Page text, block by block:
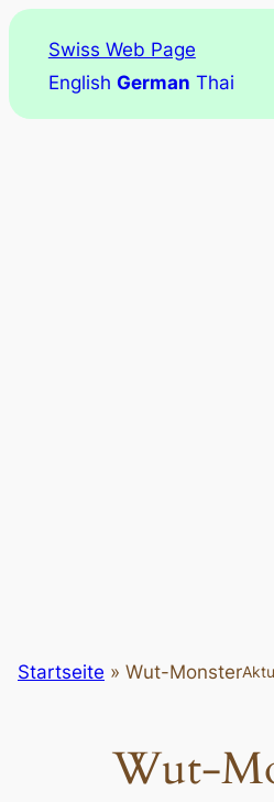
Swiss Web Page
English German Thai
Startseite » Wut-Monster
Wut-